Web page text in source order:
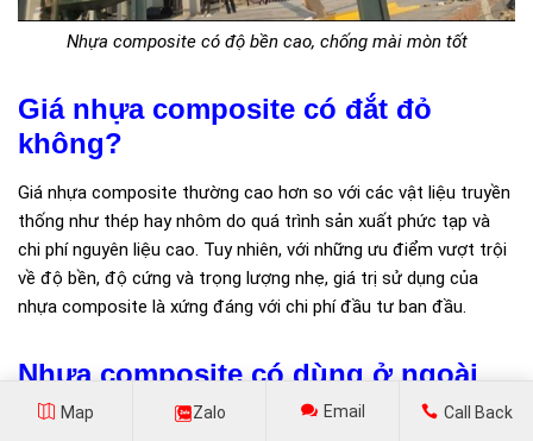
Nhựa composite có độ bền cao, chống mài mòn tốt
Giá nhựa composite có đắt đỏ
không?
Giá nhựa composite thường cao hơn so với các vật liệu truyền
thống như thép hay nhôm do quá trình sản xuất phức tạp và
chi phí nguyên liệu cao. Tuy nhiên, với những ưu điểm vượt trội
về độ bền, độ cứng và trọng lượng nhẹ, giá trị sử dụng của
nhựa composite là xứng đáng với chi phí đầu tư ban đầu.
Nhựa composite có dùng ở ngoài
trời được không?
Map Zalo Email Call Back